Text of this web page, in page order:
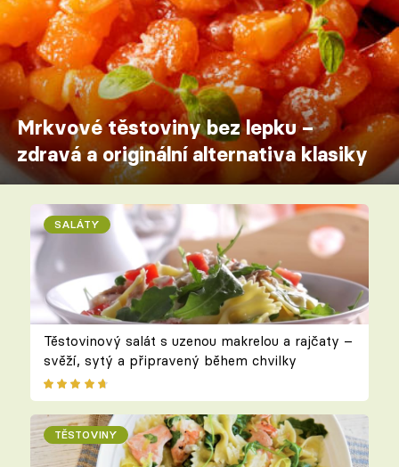
Mrkvové těstoviny bez lepku –
zdravá a originální alternativa klasiky
SALÁTY
Těstovinový salát s uzenou makrelou a rajčaty –
svěží, sytý a připravený během chvilky
TĚSTOVINY